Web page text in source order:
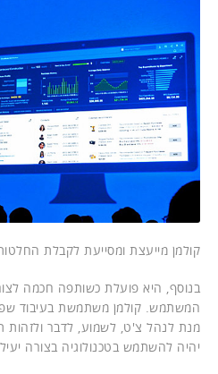
קולמן מייעצת ומסייעת לקבלת
בנוסף, היא פועלת כשותפה חכמה
המשתמש. קולמן משתמשת בעיבוד
מנת לנהל צ'ט, לשמוע, לדבר ולזהות
יהיה להשתמש בטכנולוגיה בצורה